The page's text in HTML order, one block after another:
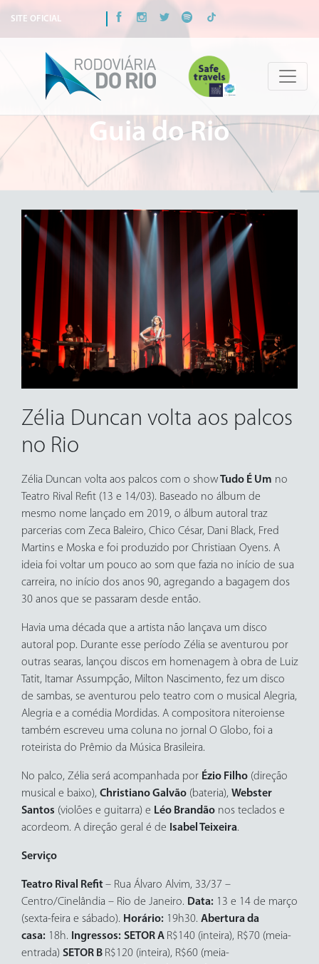
SITE OFICIAL
Guia do Rio
Zélia Duncan volta aos palcos
no Rio
Zélia Duncan volta aos palcos com o showTudo É Um no
Teatro Rival Refit (13 e 14/03). Baseado no álbum de
mesmo nome lançado em 2019, o álbum autoral traz
parcerias com Zeca Baleiro, Chico César, Dani Black, Fred
Martins e Moska e foi produzido por Christiaan Oyens. A
ideia foi voltar um pouco ao som que fazia no início de sua
carreira, no início dos anos 90, agregando a bagagem dos
30 anos que se passaram desde então.
Havia uma década que a artista não lançava um disco
autoral pop. Durante esse período Zélia se aventurou por
outras searas, lançou discos em homenagem à obra de Luiz
Tatit, Itamar Assumpção, Milton Nascimento, fez um disco
de sambas, se aventurou pelo teatro com o musical Alegria,
Alegria e a comédia Mordidas. A compositora niteroiense
também escreveu uma coluna no jornal O Globo, foi a
roteirista do Prêmio da Música Brasileira.
No palco, Zélia será acompanhada por Ézio Filho (direção
musical e baixo), Christiano Galvão (bateria), Webster
Santos (violões e guitarra) e Léo Brandão nos teclados e
acordeom. A direção geral é de Isabel Teixeira.
Serviço
Teatro Rival Refit– Rua Álvaro Alvim, 33/37 –
Centro/Cinelândia – Rio de Janeiro. Data: 13 e 14 de março
(sexta-feira e sábado). Horário: 19h30. Abertura da
casa: 18h. Ingressos: SETOR A R$140 (inteira), R$70 (meia-
entrada) SETOR B R$120 (inteira), R$60 (meia-